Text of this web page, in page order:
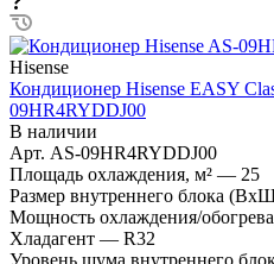
Hisense
Кондиционер Hisense EASY
09HR4RYDDJ00
В наличии
Арт. AS-09HR4RYDDJ00
Площадь охлаждения, м² — 25
Размер внутреннего блока
Мощность охлаждения/
Хладагент — R32
Уровень шума внутреннего